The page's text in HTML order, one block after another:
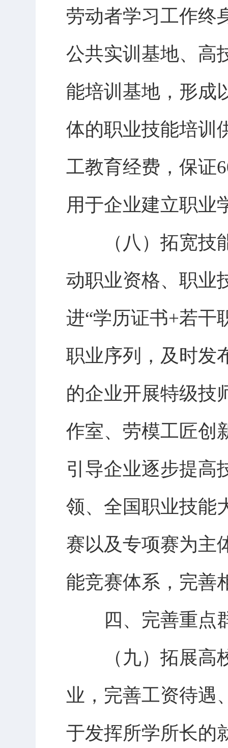
劳动者学习工作终
公共实训基地、高
能培训基地，形成
体的职业技能培训
工教育经费，保证
用于企业建立职业
（八）拓宽技能
动职业资格、职业
进“学历证书+若干
职业序列，及时发
的企业开展特级技
作室、劳模工匠创
引导企业逐步提高
领、全国职业技能
赛以及专项赛为主
能竞赛体系，完善
四、完善重点
（九）拓展高校
业，完善工资待遇
于发挥所学所长的